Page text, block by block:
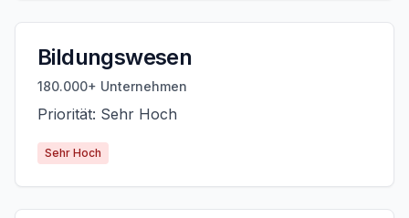
Bildungswesen
180.000+ Unternehmen
Priorität: Sehr Hoch
Sehr Hoch